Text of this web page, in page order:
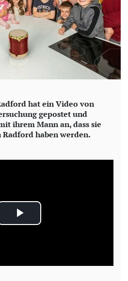
hat ein Video von
gepostet und
ihrem Mann an, dass sie
haben werden.
P
a